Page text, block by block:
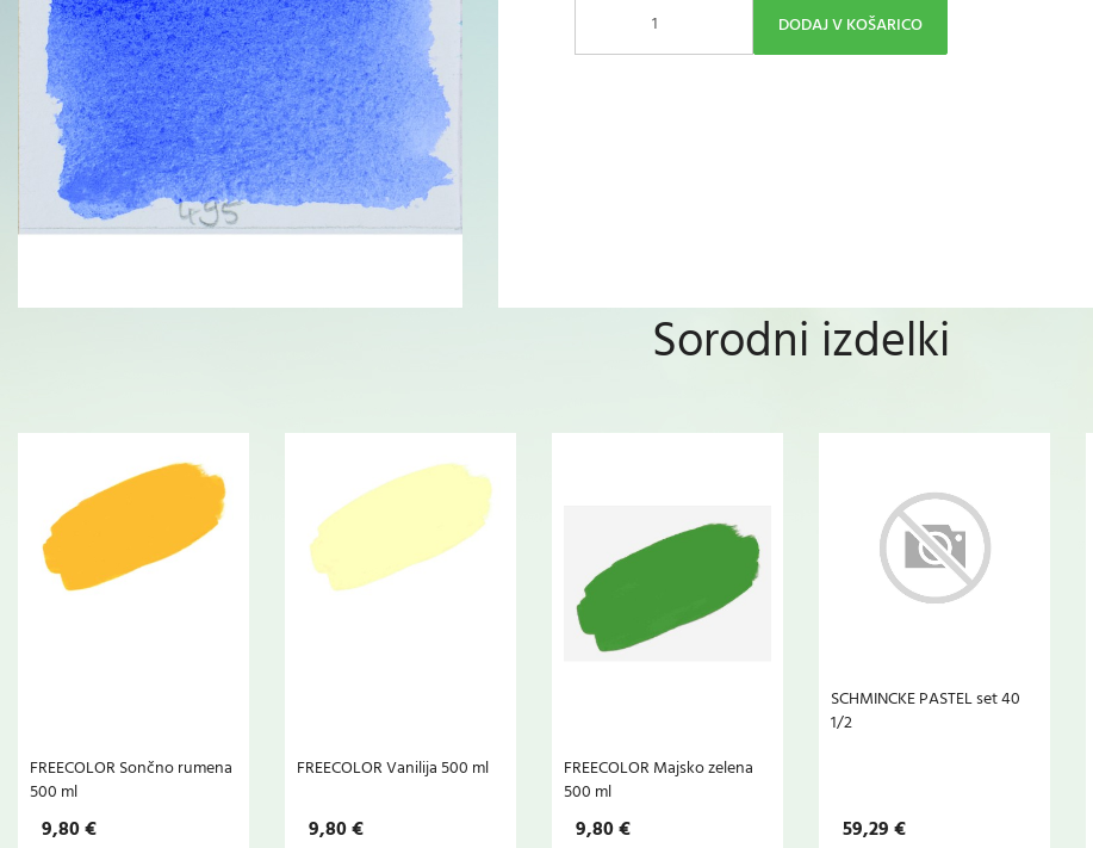
DODAJ V KOŠARICO
Sorodni izdelki
FREECOLOR Sončno rumena
500 ml
9,80 €
FREECOLOR Vanilija 500 ml
9,80 €
FREECOLOR Majsko zelena
500 ml
9,80 €
SCHMINCKE PASTEL set 40
1/2
59,29 €